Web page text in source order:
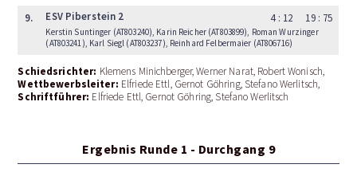
9. ESV Piberstein 2
Kerstin Suntinger (AT803240), Karin Reicher (AT803899), Roman Wurzinger
(AT803241), Karl Siegl (AT803237), Reinhard Felbermaier (AT806716)
4 : 12 19 : 75
Schiedsrichter: Klemens Minichberger, Werner Narat, Robert Wonisch
Wettbewerbsleiter: Elfriede Ettl, Gernot Göhring, Stefano Werlitsch
Schriftführer: Elfriede Ettl, Gernot Göhring, Stefano Werlitsch
Ergebnis Runde 1 - Durchgang 9